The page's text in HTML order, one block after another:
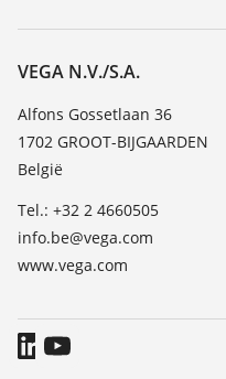
Bestendigheidslijst
TeamViewer
Vacature
Over VEGA
Contact
Nieuws
Persberichten
Blog
VEGA N.V./S.A.
Alfons Gossetlaan 36
1702 GROOT-BIJGAARDEN
België
Tel.: +32 2 4660505
info.be@vega.com
www.vega.com